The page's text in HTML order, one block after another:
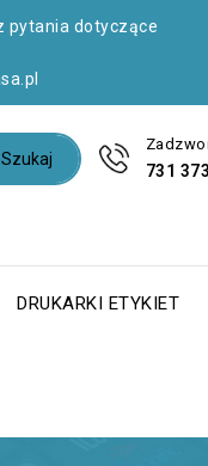
pytania dotyczące
731
Szukaj
DRUKARKI ETYKIET